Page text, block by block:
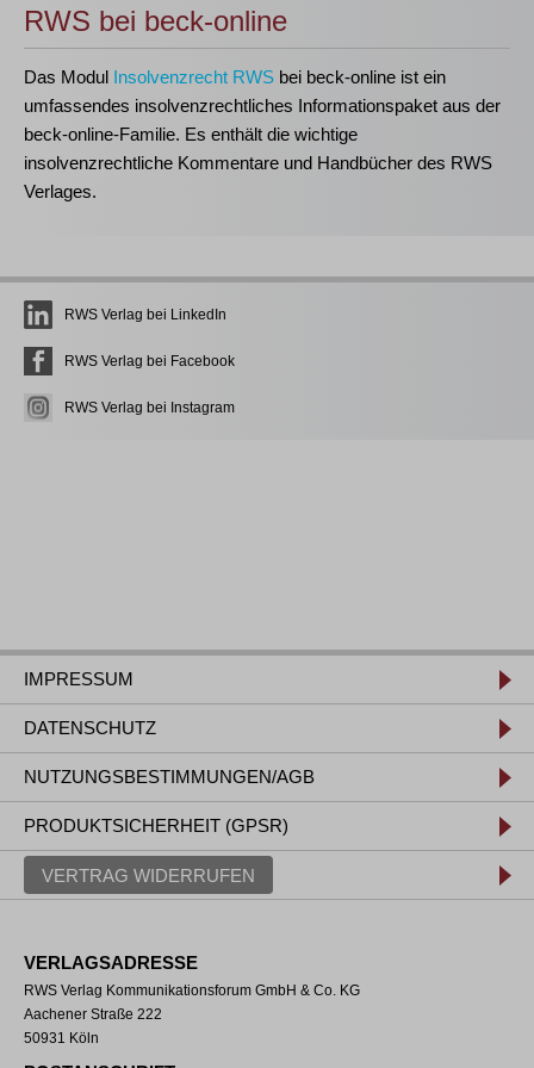
RWS bei beck-online
Das Modul Insolvenzrecht RWS bei beck-online ist ein
umfassendes insolvenzrechtliches Informationspaket aus der
beck-online-Familie. Es enthält die wichtige
insolvenzrechtliche Kommentare und Handbücher des RWS
Verlages.
RWS Verlag bei LinkedIn
RWS Verlag bei Facebook
RWS Verlag bei Instagram
IMPRESSUM
DATENSCHUTZ
NUTZUNGSBESTIMMUNGEN/AGB
PRODUKTSICHERHEIT (GPSR)
VERTRAG WIDERRUFEN
VERLAGSADRESSE
RWS Verlag Kommunikationsforum GmbH & Co. KG
Aachener Straße 222
50931 Köln